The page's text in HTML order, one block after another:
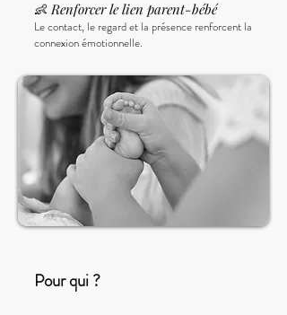
👶 Renforcer le lien parent-bébé
Le contact, le regard et la présence renforcent la
connexion émotionnelle.
Pour qui ?